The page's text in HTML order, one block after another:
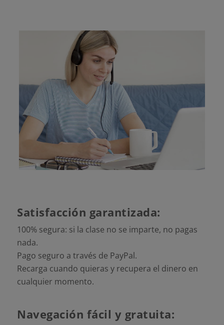
Satisfacción garantizada:
100% segura: si la clase no se imparte, no pagas
nada.
Pago seguro a través de PayPal.
Recarga cuando quieras y recupera el dinero en
cualquier momento.
Navegación fácil y gratuita: